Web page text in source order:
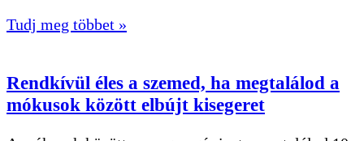
Tudj meg többet »
Rendkívül éles a szemed, ha megtalálod a
mókusok között elbújt kisegeret